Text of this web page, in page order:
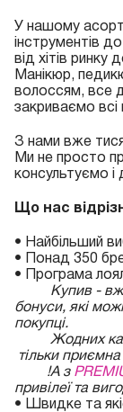
У нашому
інструментів
від хітів
Манікюр,
волоссям, все
закриваємо всі
З нами вже
Ми не просто
консультуємо і
Що нас
• Найбільший
• Понад 350
• Програма
Купив -
бонуси, які
покупці.
Жодних
тільки
!А з
привілеї та
• Швидке та